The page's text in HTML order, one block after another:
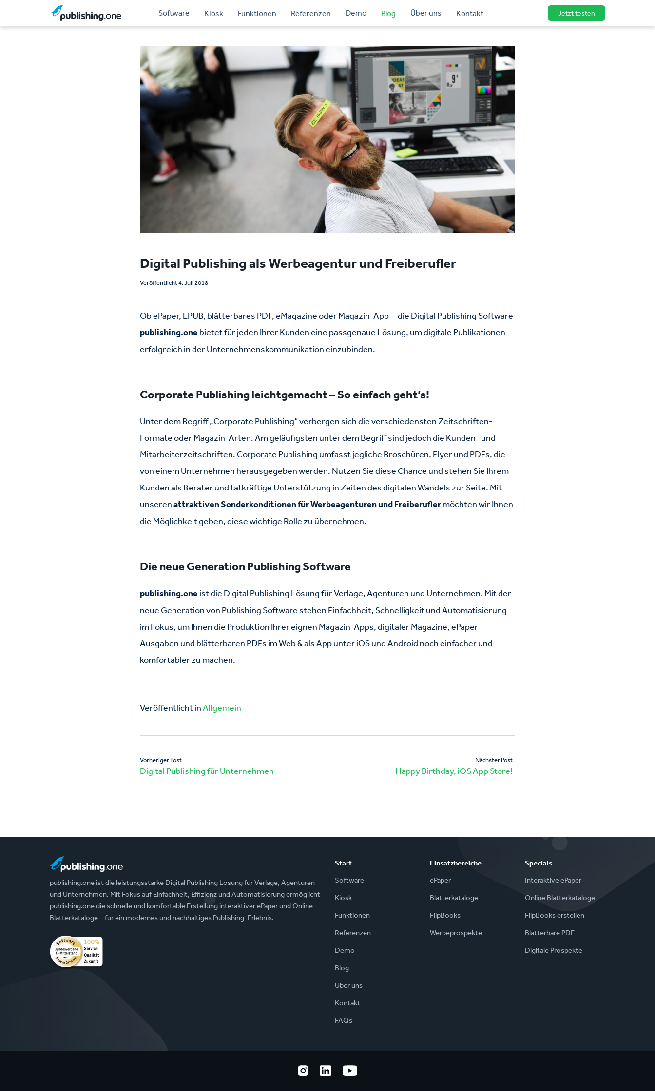
Software Kiosk Funktionen Referenzen Demo Blog Über uns Kontakt Jetzt testen
Digital Publishing als Werbeagentur und Freiberufler
Veröffentlicht 4. Juli 2018
Ob ePaper, EPUB, blätterbares PDF, eMagazine oder Magazin-App – die Digital Publishing Software
publishing.one bietet für jeden Ihrer Kunden eine passgenaue Lösung, um digitale Publikationen
erfolgreich in der Unternehmenskommunikation einzubinden.
Corporate Publishing leichtgemacht – So einfach geht’s!
Unter dem Begriff „Corporate Publishing“ verbergen sich die verschiedensten Zeitschriften-
Formate oder Magazin-Arten. Am geläufigsten unter dem Begriff sind jedoch die Kunden- und
Mitarbeiterzeitschriften. Corporate Publishing umfasst jegliche Broschüren, Flyer und PDFs, die
von einem Unternehmen herausgegeben werden. Nutzen Sie diese Chance und stehen Sie Ihrem
Kunden als Berater und tatkräftige Unterstützung in Zeiten des digitalen Wandels zur Seite. Mit
unserenattraktiven Sonderkonditionen für Werbeagenturen und Freiberuflermöchten wir Ihnen
die Möglichkeit geben, diese wichtige Rolle zu übernehmen.
Die neue Generation Publishing Software
publishing.one ist die Digital Publishing Lösung für Verlage, Agenturen und Unternehmen. Mit der
neue Generation von Publishing Software stehen Einfachheit, Schnelligkeit und Automatisierung
im Fokus, um Ihnen die Produktion Ihrer eignen Magazin-Apps, digitaler Magazine, ePaper
Ausgaben und blätterbaren PDFs im Web & als App unter iOS und Android noch einfacher und
komfortabler zu machen.
Veröffentlicht inAllgemein
Vorheriger Post
Digital Publishing für Unternehmen
Nächster Post
Happy Birthday, iOS App Store!
publishing.one ist die leistungsstarke Digital Publishing Lösung für Verlage, Agenturen
und Unternehmen. Mit Fokus auf Einfachheit, Effizienz und Automatisierung ermöglicht
publishing.one die schnelle und komfortable Erstellung interaktiver ePaper und Online-
Blätterkataloge – für ein modernes und nachhaltiges Publishing-Erlebnis.
Start
Software
Kiosk
Funktionen
Referenzen
Demo
Blog
Über uns
Kontakt
FAQs
Einsatzbereiche
ePaper
Blätterkataloge
FlipBooks
Werbeprospekte
Specials
Interaktive ePaper
Online Blätterkataloge
FlipBooks erstellen
Blätterbare PDF
Digitale Prospekte